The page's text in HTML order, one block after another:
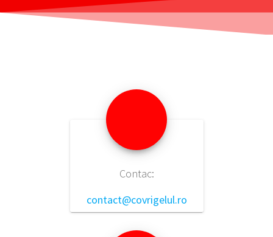
Contac:
contact@covrigelul.ro